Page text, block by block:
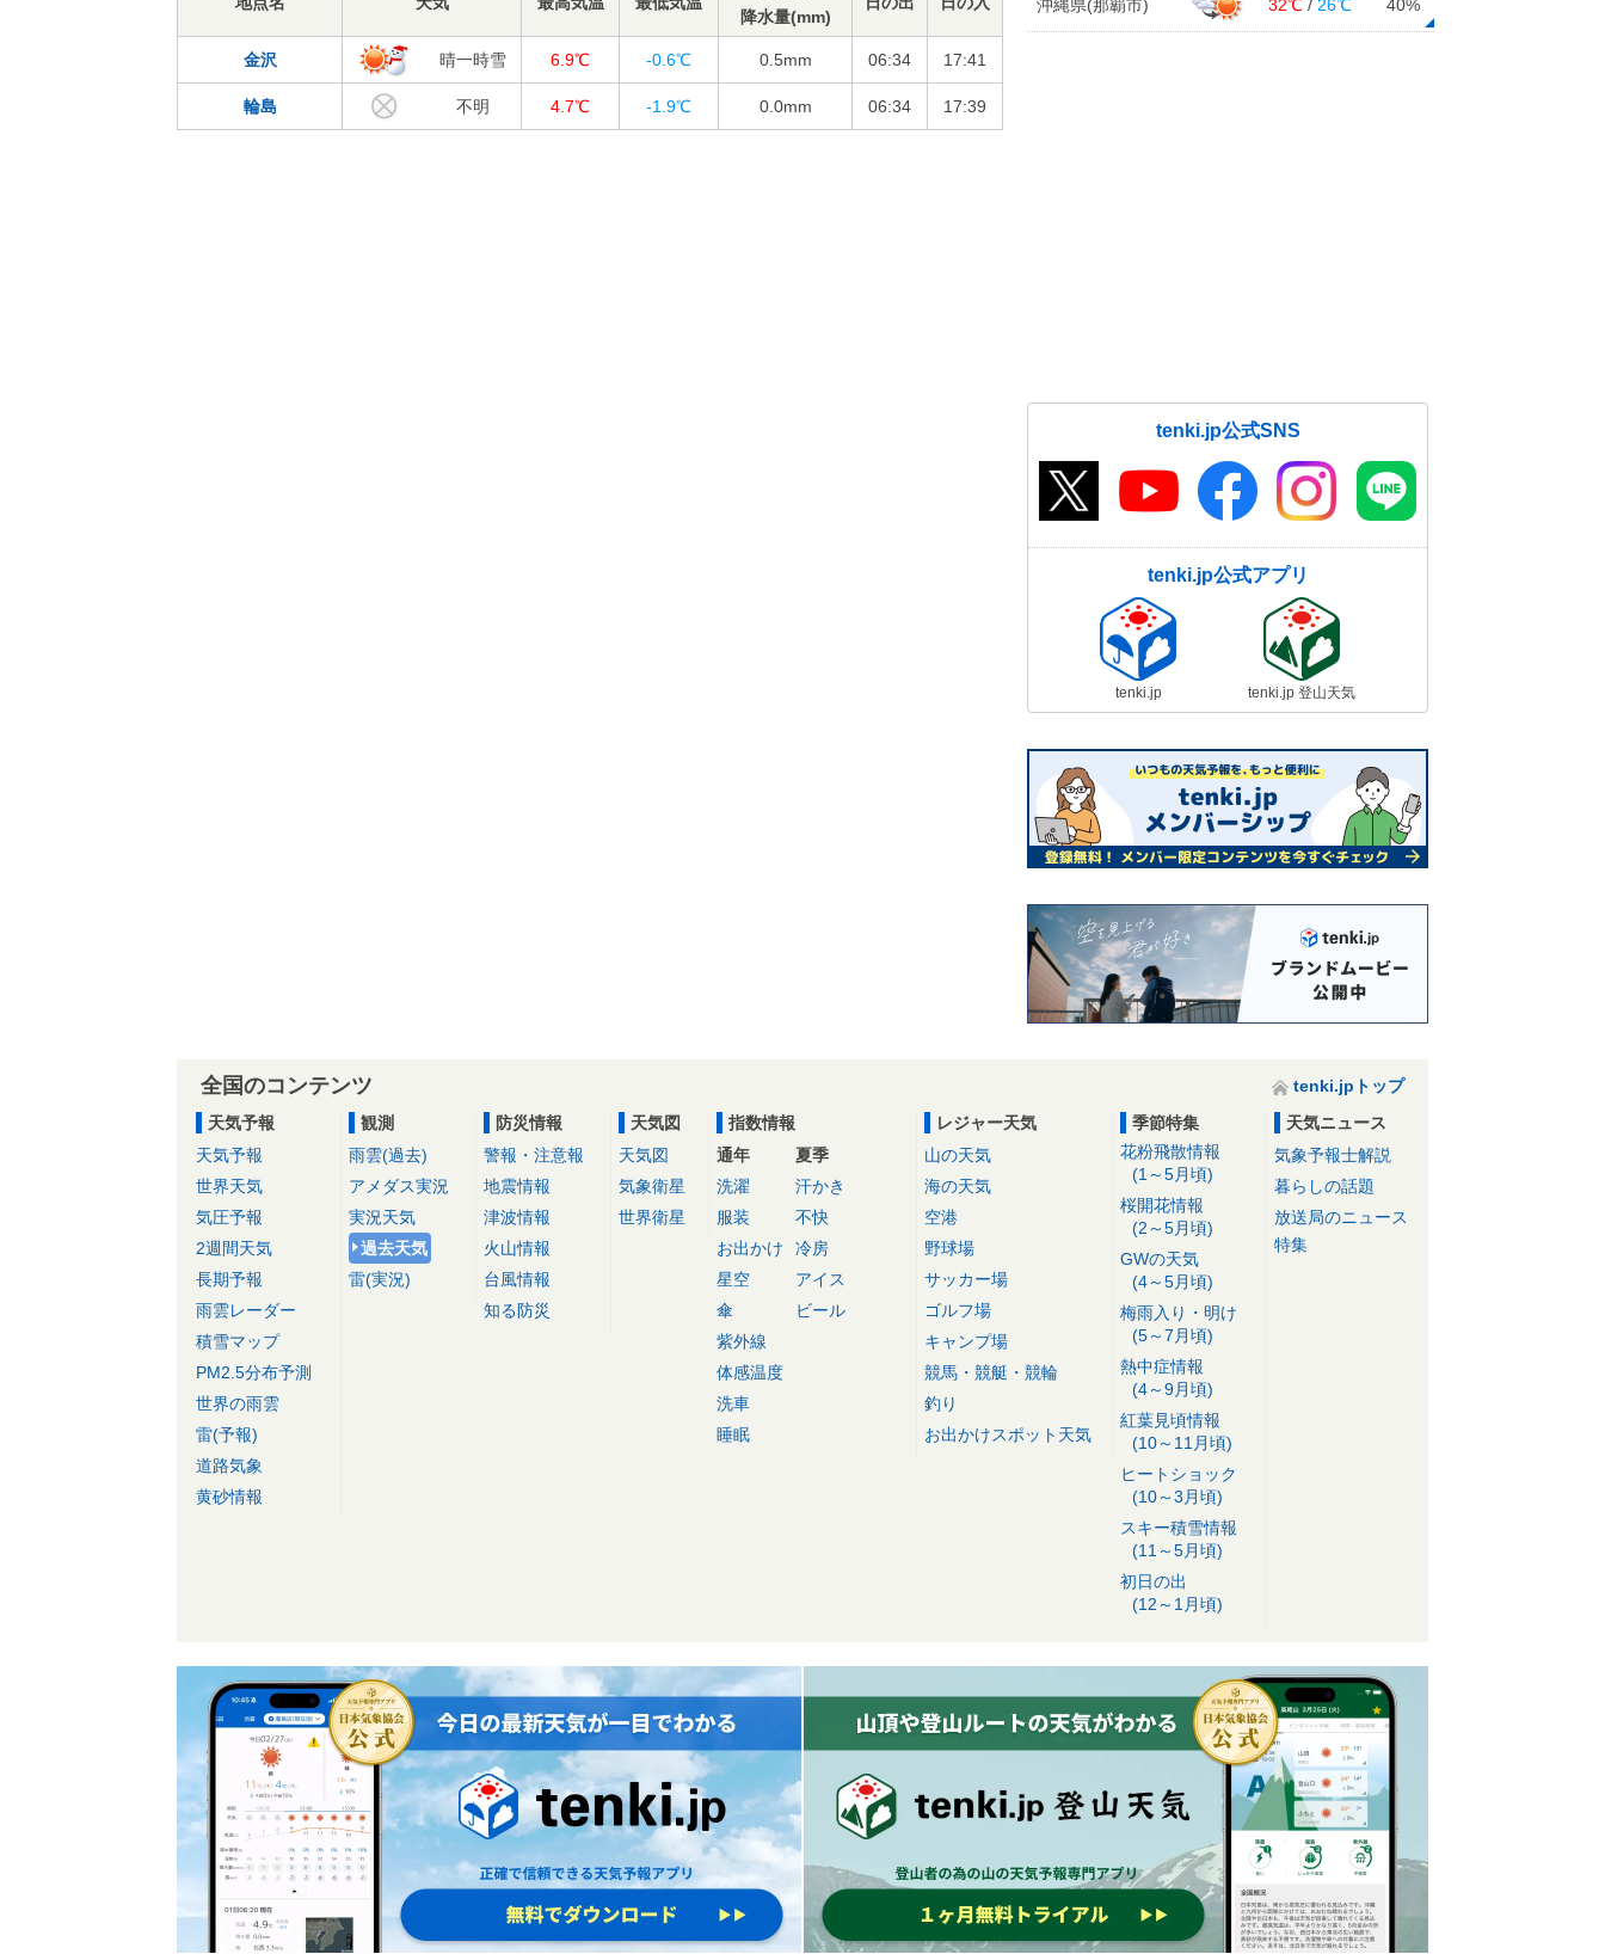
降水量(mm)
金沢 晴一時雪 6.9℃ -0.6℃ 0.5mm 06:34 17:41
輪島 不明 4.7℃ -1.9℃ 0.0mm 06:34 17:39
沖縄県(那覇市) 32℃ / 26℃ 40%
tenki.jp公式SNS
tenki.jp公式アプリ
tenki.jp tenki.jp 登山天気
全国のコンテンツ
tenki.jpトップ
天気予報
天気予報
世界天気
気圧予報
2週間天気
長期予報
雨雲レーダー
積雪マップ
PM2.5分布予測
世界の雨雲
雷(予報)
道路気象
黄砂情報
観測
雨雲(過去)
アメダス実況
実況天気
過去天気
雷(実況)
防災情報
警報・注意報
地震情報
津波情報
火山情報
台風情報
知る防災
天気図
天気図
気象衛星
世界衛星
指数情報
通年
洗濯
服装
お出かけ
星空
傘
紫外線
体感温度
洗車
睡眠
夏季
汗かき
不快
冷房
アイス
ビール
レジャー天気
山の天気
海の天気
空港
野球場
サッカー場
ゴルフ場
キャンプ場
競馬・競艇・競輪
釣り
お出かけスポット天気
季節特集
花粉飛散情報
(1～5月頃)
桜開花情報
(2～5月頃)
GWの天気
(4～5月頃)
梅雨入り・明け
(5～7月頃)
熱中症情報
(4～9月頃)
紅葉見頃情報
(10～11月頃)
ヒートショック
(10～3月頃)
スキー積雪情報
(11～5月頃)
初日の出
(12～1月頃)
天気ニュース
気象予報士解説
暮らしの話題
放送局のニュース
特集